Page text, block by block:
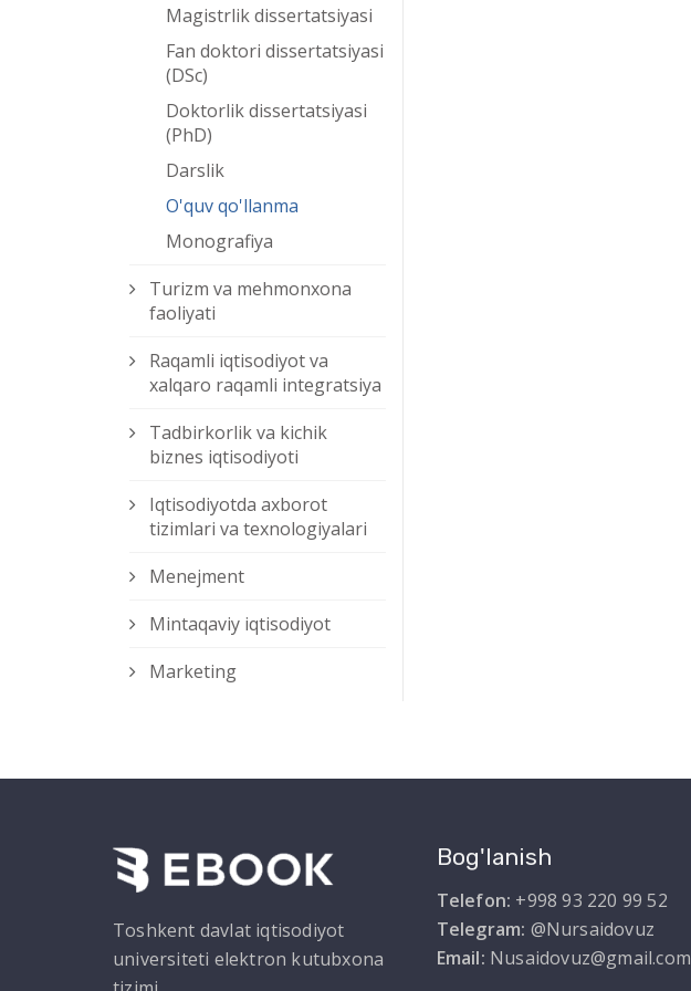
Magistrlik dissertatsiyasi
Fan doktori dissertatsiyasi
(DSc)
Doktorlik dissertatsiyasi
(PhD)
Darslik
O'quv qo'llanma
Monografiya
Turizm va mehmonxona
faoliyati
Raqamli iqtisodiyot va
xalqaro raqamli integratsiya
Tadbirkorlik va kichik
biznes iqtisodiyoti
Iqtisodiyotda axborot
tizimlari va texnologiyalari
Menejment
Mintaqaviy iqtisodiyot
Marketing
Toshkent davlat iqtisodiyot
universiteti elektron kutubxona
Bog'lanish
Telefon: +998 93 220 99 52
Telegram: @Nursaidovuz
Email: Nusaidovuz@gmail.com